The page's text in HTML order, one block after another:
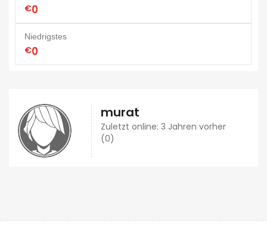
€0
Niedrigstes
€0
murat
Zuletzt online: 3 Jahren vorher
(0)